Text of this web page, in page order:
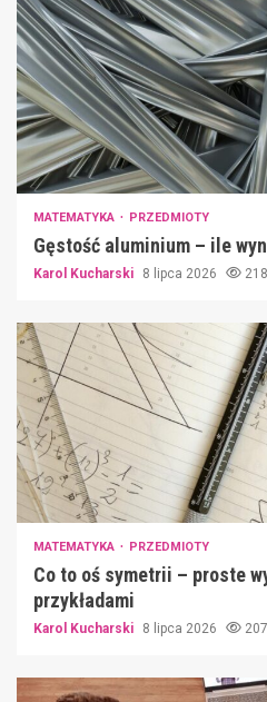
MATEMATYKA PRZEDMIOTY
Gęstość aluminium – ile
Karol Kucharski 8 lipca 2026 218
MATEMATYKA PRZEDMIOTY
Co to oś symetrii – proste
przykładami
Karol Kucharski 8 lipca 2026 207